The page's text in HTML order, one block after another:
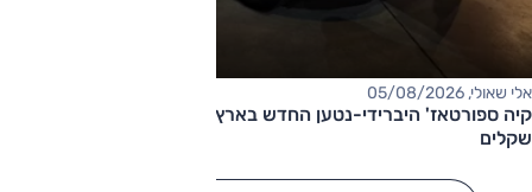
אלי שאולי, 05/08/2026
שקלים